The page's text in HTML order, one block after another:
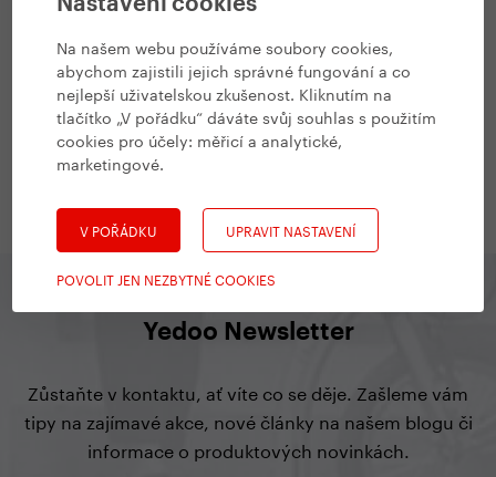
Na našem webu používáme soubory cookies,
abychom zajistili jejich správné fungování a co
nejlepší uživatelskou zkušenost. Kliknutím na
tlačítko „V pořádku“ dáváte svůj souhlas s použitím
cookies pro účely: měřicí a analytické,
marketingové.
V POŘÁDKU UPRAVIT NASTAVENÍ
POVOLIT JEN NEZBYTNÉ COOKIES
Ze světa Yedoo,Všechny Yedoo články
Blatníky do podzimních plískanic
27. 10. 2011
Yedoo Newsletter
Zůstaňte v kontaktu, ať víte co se děje. Zašleme vám
tipy na zajímavé akce, nové články na našem blogu či
informace o produktových novinkách.